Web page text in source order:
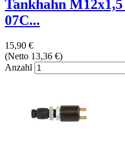
Tankhahn
07C...
15,90 €
(Netto 13,36 €)
Anzahl